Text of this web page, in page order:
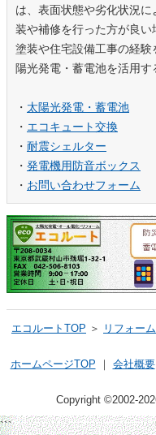
は、表面状態や劣化状況
装や補修を行った方が良
塗装や住宅設備工事の経
陽光発電・蓄電池を活用す
・ 太陽光発電・蓄電池
・ エコキュート交換
・ 耐震シェルター
・ 発電機用防音ボックス
・ お問い合わせフォーム
エコルートTOP ＞ リフォー
ホームページTOP ｜ 会社概要
Copyright ©2002-
```